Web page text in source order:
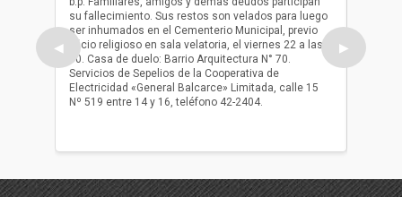
◀
su fallecimiento. Sus restos son velados para luego
ser inhumados en el Cementerio Municipal, previo
oficio religioso en sala velatoria, el viernes 22 a las
10. Casa de duelo: Barrio Arquitectura N° 70.
Servicios de Sepelios de la Cooperativa de
Electricidad «General Balcarce» Limitada, calle 15
Nº 519 entre 14 y 16, teléfono 42-2404.
ser
oficio
▶